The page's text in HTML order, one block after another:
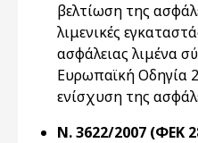
βελτίωση της
λιμενικές
ασφάλειας λιμένα
Ευρωπαϊκή Οδηγία
ενίσχυση της
Ν. 3622/2007 (ΦΕΚ